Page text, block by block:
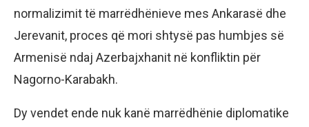
normalizimit të marrëdhënieve mes Ankarasë dhe
Jerevanit, proces që mori shtysë pas humbjes së
Armenisë ndaj Azerbajxhanit në konfliktin për
Nagorno-Karabakh.
Dy vendet ende nuk kanë marrëdhënie diplomatike